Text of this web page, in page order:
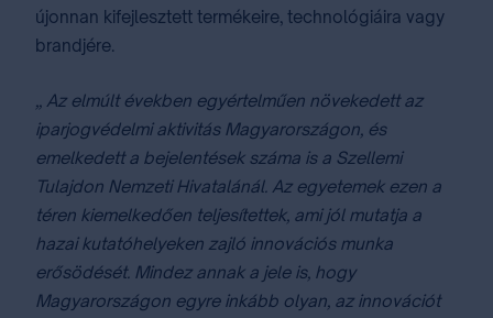
újonnan kifejlesztett termékeire, technológiáira vagy
brandjére.
„ Az elmúlt években egyértelműen növekedett az
iparjogvédelmi aktivitás Magyarországon, és
emelkedett a bejelentések száma is a Szellemi
Tulajdon Nemzeti Hivatalánál. Az egyetemek ezen a
téren kiemelkedően teljesítettek, ami jól mutatja a
hazai kutatóhelyeken zajló innovációs munka
erősödését. Mindez annak a jele is, hogy
Magyarországon egyre inkább olyan, az innovációt